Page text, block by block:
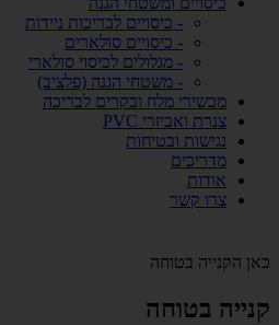
- כיסויים לבריכות ניידות
- כיסויים סולארים
- מגלולים לכיסוי סולארי
- משטחי הגנה (פלציב)
מכשירי מלח ובקרים לבריכה
צנרת ואביזרי PVC
נגישות ובטיחות
מדריכים
אודות
צרו קשר
כאן הקנייה בטוחה
קנייה בטוחה